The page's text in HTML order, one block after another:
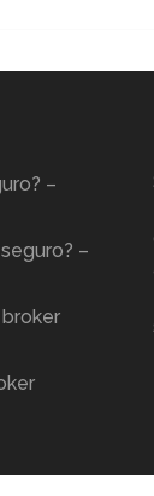
–
–
broker